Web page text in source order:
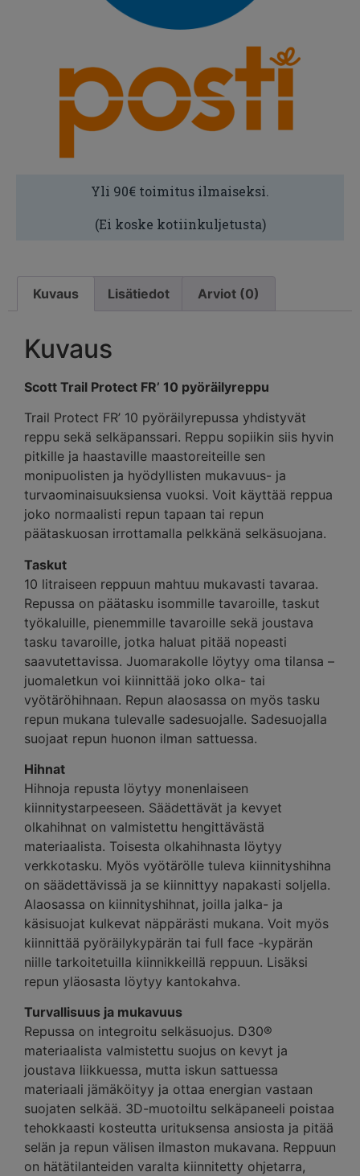
Yli 90€ toimitus ilmaiseksi.
(Ei koske kotiinkuljetusta)
Kuvaus Lisätiedot Arviot (0)
Kuvaus
Scott Trail Protect FR’ 10 pyöräilyreppu
Trail Protect FR’ 10 pyöräilyrepussa yhdistyvät
reppu sekä selkäpanssari. Reppu sopiikin siis hyvin
pitkille ja haastaville maastoreiteille sen
monipuolisten ja hyödyllisten mukavuus- ja
turvaominaisuuksiensa vuoksi. Voit käyttää reppua
joko normaalisti repun tapaan tai repun
päätaskuosan irrottamalla pelkkänä selkäsuojana.
Taskut
10 litraiseen reppuun mahtuu mukavasti tavaraa.
Repussa on päätasku isommille tavaroille, taskut
työkaluille, pienemmille tavaroille sekä joustava
tasku tavaroille, jotka haluat pitää nopeasti
saavutettavissa. Juomarakolle löytyy oma tilansa –
juomaletkun voi kiinnittää joko olka- tai
vyötäröhihnaan. Repun alaosassa on myös tasku
repun mukana tulevalle sadesuojalle. Sadesuojalla
suojaat repun huonon ilman sattuessa.
Hihnat
Hihnoja repusta löytyy monenlaiseen
kiinnitystarpeeseen. Säädettävät ja kevyet
olkahihnat on valmistettu hengittävästä
materiaalista. Toisesta olkahihnasta löytyy
verkkotasku. Myös vyötärölle tuleva kiinnityshihna
on säädettävissä ja se kiinnittyy napakasti soljella.
Alaosassa on kiinnityshihnat, joilla jalka- ja
käsisuojat kulkevat näppärästi mukana. Voit myös
kiinnittää pyöräilykypärän tai full face -kypärän
niille tarkoitetuilla kiinnikkeillä reppuun. Lisäksi
repun yläosasta löytyy kantokahva.
Turvallisuus ja mukavuus
Repussa on integroitu selkäsuojus. D30®
materiaalista valmistettu suojus on kevyt ja
joustava liikkuessa, mutta iskun sattuessa
materiaali jämäköityy ja ottaa energian vastaan
suojaten selkää. 3D-muotoiltu selkäpaneeli poistaa
tehokkaasti kosteutta urituksensa ansiosta ja pitää
selän ja repun välisen ilmaston mukavana. Reppuun
on hätätilanteiden varalta kiinnitetty ohjetarra,